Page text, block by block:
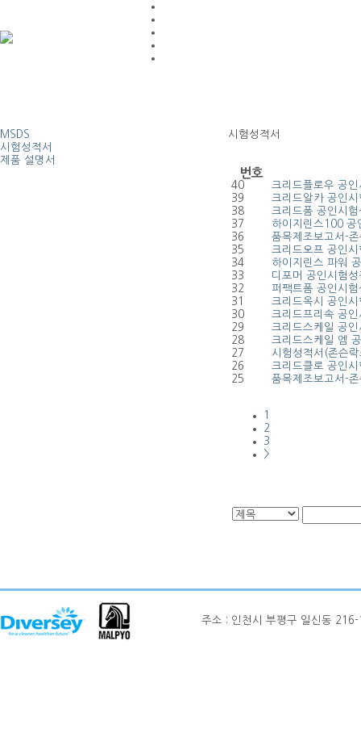
MSDS
시험성적서
제품 설명서
시험성적서
번호
40
크리드플로우 공
39
크리드알카 공인
38
크리드폼 공인시험
37
하이지린스100 공
36
품목제조보고서-
35
크리드오프 공인
34
하이지린스 파워
33
디포머 공인시험성
32
퍼팩트폼 공인시
31
크리드옥시 공인
30
크리드프리속 공
29
크리드스케일 공
28
크리드스케일 엠
27
시험성적서(존슨
26
크리드클로 공인
25
품목제조보고서-
1
2
3
>
주소 : 인천시 부평구 일신동